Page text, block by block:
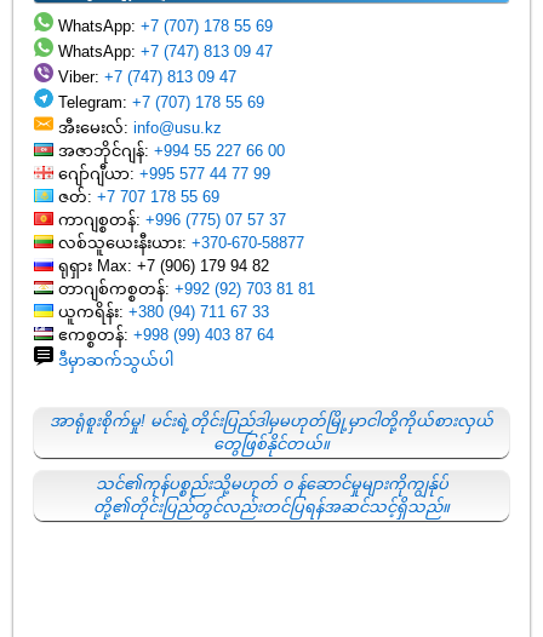
WhatsApp:+7 (707) 178 55 69
WhatsApp:+7 (747) 813 09 47
Viber:+7 (747) 813 09 47
Telegram:+7 (707) 178 55 69
အီးမေးလ်:info@usu.kz
အဇာဘိုင်ဂျန်:+994 55 227 66 00
ဂျော်ဂျီယာ:+995 577 44 77 99
ဇတ်:+7 707 178 55 69
ကာဂျစ္စတန်:+996 (775) 07 57 37
လစ်သူယေးနီးယား:+370-670-58877
ရုရှား Max: +7 (906) 179 94 82
တာဂျစ်ကစ္စတန်:+992 (92) 703 81 81
ယူကရိန်း:+380 (94) 711 67 33
ဧကစ္စတန်:+998 (99) 403 87 64
ဒီမှာဆက်သွယ်ပါ
အာရုံစူးစိုက်မှု! မင်းရဲ့တိုင်းပြည်ဒါမှမဟုတ်မြို့မှာငါတို့ကိုယ်စားလှယ်
တွေဖြစ်နိုင်တယ်။
သင်၏ကုန်ပစ္စည်းသို့မဟုတ် ၀ န်ဆောင်မှုများကိုကျွန်ုပ်
တို့၏တိုင်းပြည်တွင်လည်းတင်ပြရန်အဆင်သင့်ရှိသည်။